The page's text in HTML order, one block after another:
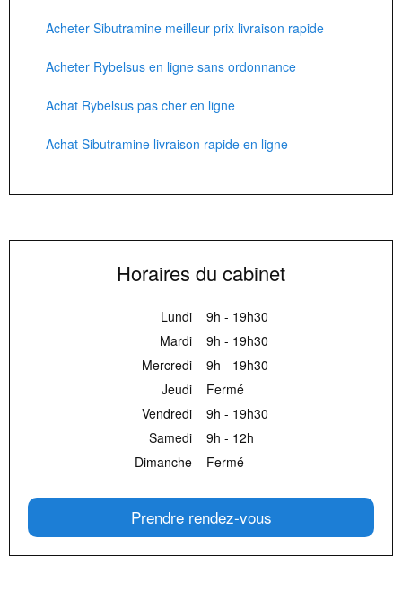
Acheter Sibutramine meilleur prix livraison rapide
Acheter Rybelsus en ligne sans ordonnance
Achat Rybelsus pas cher en ligne
Achat Sibutramine livraison rapide en ligne
Horaires du cabinet
Lundi
9h - 19h30
Mardi
9h - 19h30
Mercredi
9h - 19h30
Jeudi
Fermé
Vendredi
9h - 19h30
Samedi
9h - 12h
Dimanche
Fermé
Prendre rendez-vous